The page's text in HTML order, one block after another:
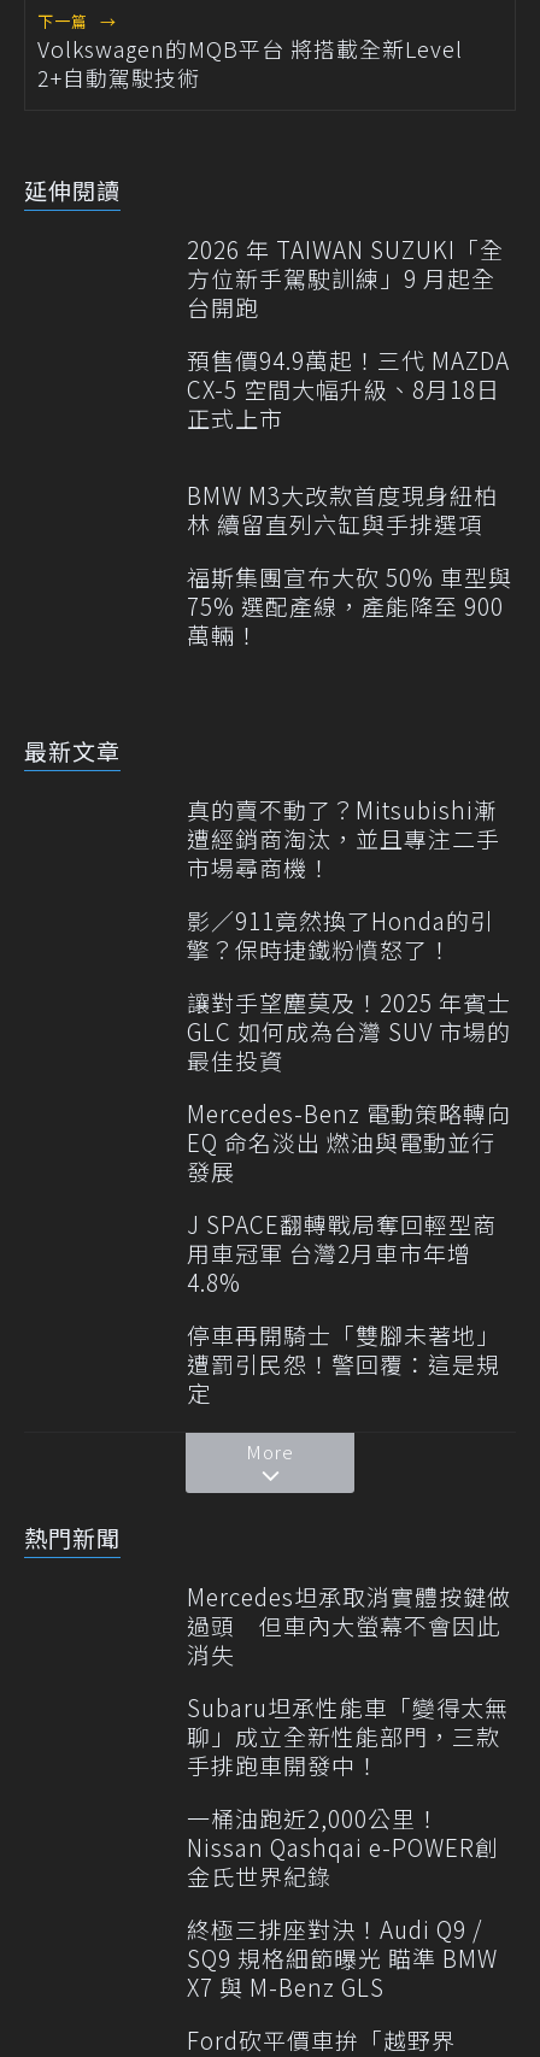
下一篇 →
Volkswagen的MQB平台 將搭載全新Level
2+自動駕駛技術
延伸閱讀
2026 年 TAIWAN SUZUKI「全
方位新手駕駛訓練」9 月起全
台開跑
預售價94.9萬起！三代 MAZDA
CX-5 空間大幅升級、8月18日
正式上市
BMW M3大改款首度現身紐柏
林 續留直列六缸與手排選項
福斯集團宣布大砍 50% 車型與
75% 選配產線，產能降至 900
萬輛！
最新文章
真的賣不動了？Mitsubishi漸
遭經銷商淘汰，並且專注二手
市場尋商機！
影／911竟然換了Honda的引
擎？保時捷鐵粉憤怒了！
讓對手望塵莫及！2025 年賓士
GLC 如何成為台灣 SUV 市場的
最佳投資
Mercedes-Benz 電動策略轉向
EQ 命名淡出 燃油與電動並行
發展
J SPACE翻轉戰局奪回輕型商
用車冠軍 台灣2月車市年增
4.8%
停車再開騎士「雙腳未著地」
遭罰引民怨！警回覆：這是規
定
More
熱門新聞
Mercedes坦承取消實體按鍵做
過頭 但車內大螢幕不會因此
消失
Subaru坦承性能車「變得太無
聊」成立全新性能部門，三款
手排跑車開發中！
一桶油跑近2,000公里！
Nissan Qashqai e-POWER創
金氏世界紀錄
終極三排座對決！Audi Q9 /
SQ9 規格細節曝光 瞄準 BMW
X7 與 M-Benz GLS
Ford砍平價車拚「越野界